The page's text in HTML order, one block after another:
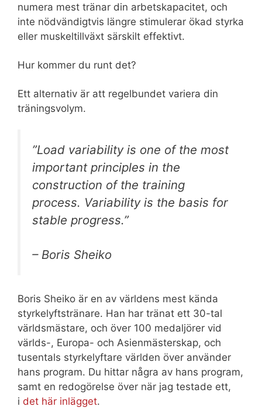
numera mest tränar din arbetskapacitet, och
inte nödvändigtvis längre stimulerar ökad styrka
eller muskeltillväxt särskilt effektivt.
Hur kommer du runt det?
Ett alternativ är att regelbundet variera din
träningsvolym.
”Load variability is one of the most
important principles in the
construction of the training
process. Variability is the basis for
stable progress.”
– Boris Sheiko
Boris Sheiko är en av världens mest kända
styrkelyftstränare. Han har tränat ett 30-tal
världsmästare, och över 100 medaljörer vid
världs-, Europa- och Asienmästerskap, och
tusentals styrkelyftare världen över använder
hans program. Du hittar några av hans program,
samt en redogörelse över när jag testade ett,
i det här inlägget.